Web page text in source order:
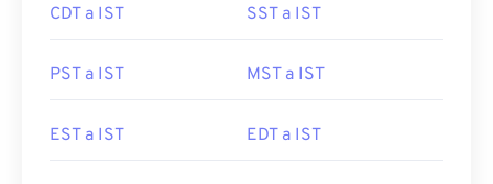
CDT a IST SST a IST
PST a IST MST a IST
EST a IST EDT a IST